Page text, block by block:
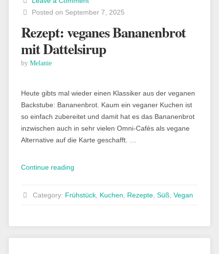
Posted on September 7, 2025
Rezept: veganes Bananenbrot
mit Dattelsirup
by Melanie
Heute gibts mal wieder einen Klassiker aus der veganen
Backstube: Bananenbrot. Kaum ein veganer Kuchen ist
so einfach zubereitet und damit hat es das Bananenbrot
inzwischen auch in sehr vielen Omni-Cafés als vegane
Alternative auf die Karte geschafft. …
Continue reading„Rezept:
Category: Frühstück, Kuchen Rezepte, Süß Vegan